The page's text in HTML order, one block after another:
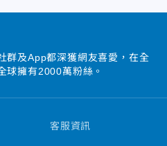
群及App都深獲網友喜愛，在全
球擁有2000萬粉絲。
客服資訊